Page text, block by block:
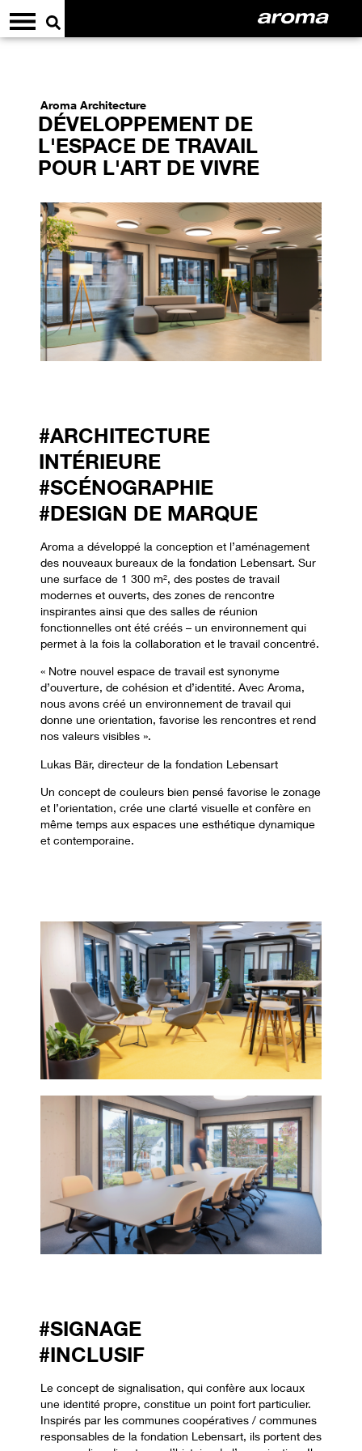
Aroma Architecture
DÉVELOPPEMENT DE
L'ESPACE DE TRAVAIL
POUR L'ART DE VIVRE
#ARCHITECTURE
INTÉRIEURE
#SCÉNOGRAPHIE
#DESIGN DE MARQUE
Aroma a développé la conception et l’aménagement
des nouveaux bureaux de la fondation Lebensart. Sur
une surface de 1 300 m², des postes de travail
modernes et ouverts, des zones de rencontre
inspirantes ainsi que des salles de réunion
fonctionnelles ont été créés – un environnement qui
permet à la fois la collaboration et le travail concentré.
« Notre nouvel espace de travail est synonyme
d’ouverture, de cohésion et d’identité. Avec Aroma,
nous avons créé un environnement de travail qui
donne une orientation, favorise les rencontres et rend
nos valeurs visibles ».
Lukas Bär, directeur de la fondation Lebensart
Un concept de couleurs bien pensé favorise le zonage
et l’orientation, crée une clarté visuelle et confère en
même temps aux espaces une esthétique dynamique
et contemporaine.
#SIGNAGE
#INCLUSIF
Le concept de signalisation, qui confère aux locaux
une identité propre, constitue un point fort particulier.
Inspirés par les communes coopératives / communes
responsables de la fondation Lebensart, ils portent des